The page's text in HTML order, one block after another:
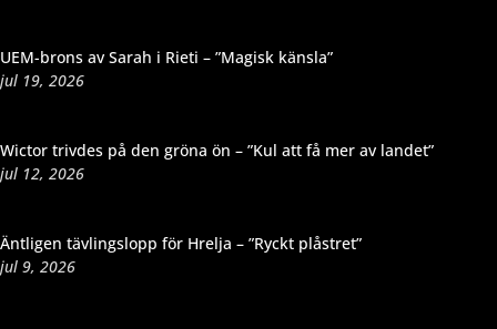
UEM-brons av Sarah i Rieti – ”Magisk känsla”
jul 19, 2026
Wictor trivdes på den gröna ön – ”Kul att få mer av landet”
jul 12, 2026
Äntligen tävlingslopp för Hrelja – ”Ryckt plåstret”
jul 9, 2026